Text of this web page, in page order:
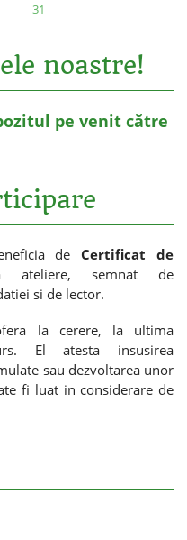
31
noastre!
pe venit către
de Certificat de
semnat de
si de lector.
la cerere, la ultima
El atesta insusirea
sau dezvoltarea unor
fi luat in considerare de